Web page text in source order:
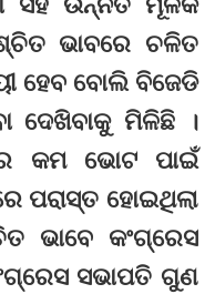
ଭାବରେ ଚଳିତ
ହେବ ବୋଲି ବିଜେଡି
ଦେଖିବାକୁ ମିଳିଛି ।
କମ ଭୋଟ ପାଇଁ
ପରାସ୍ତ ହୋଇଥିଲା
ଭାବେ କଂଗ୍ରେସ
ସଭାପତି ଗୁଣ